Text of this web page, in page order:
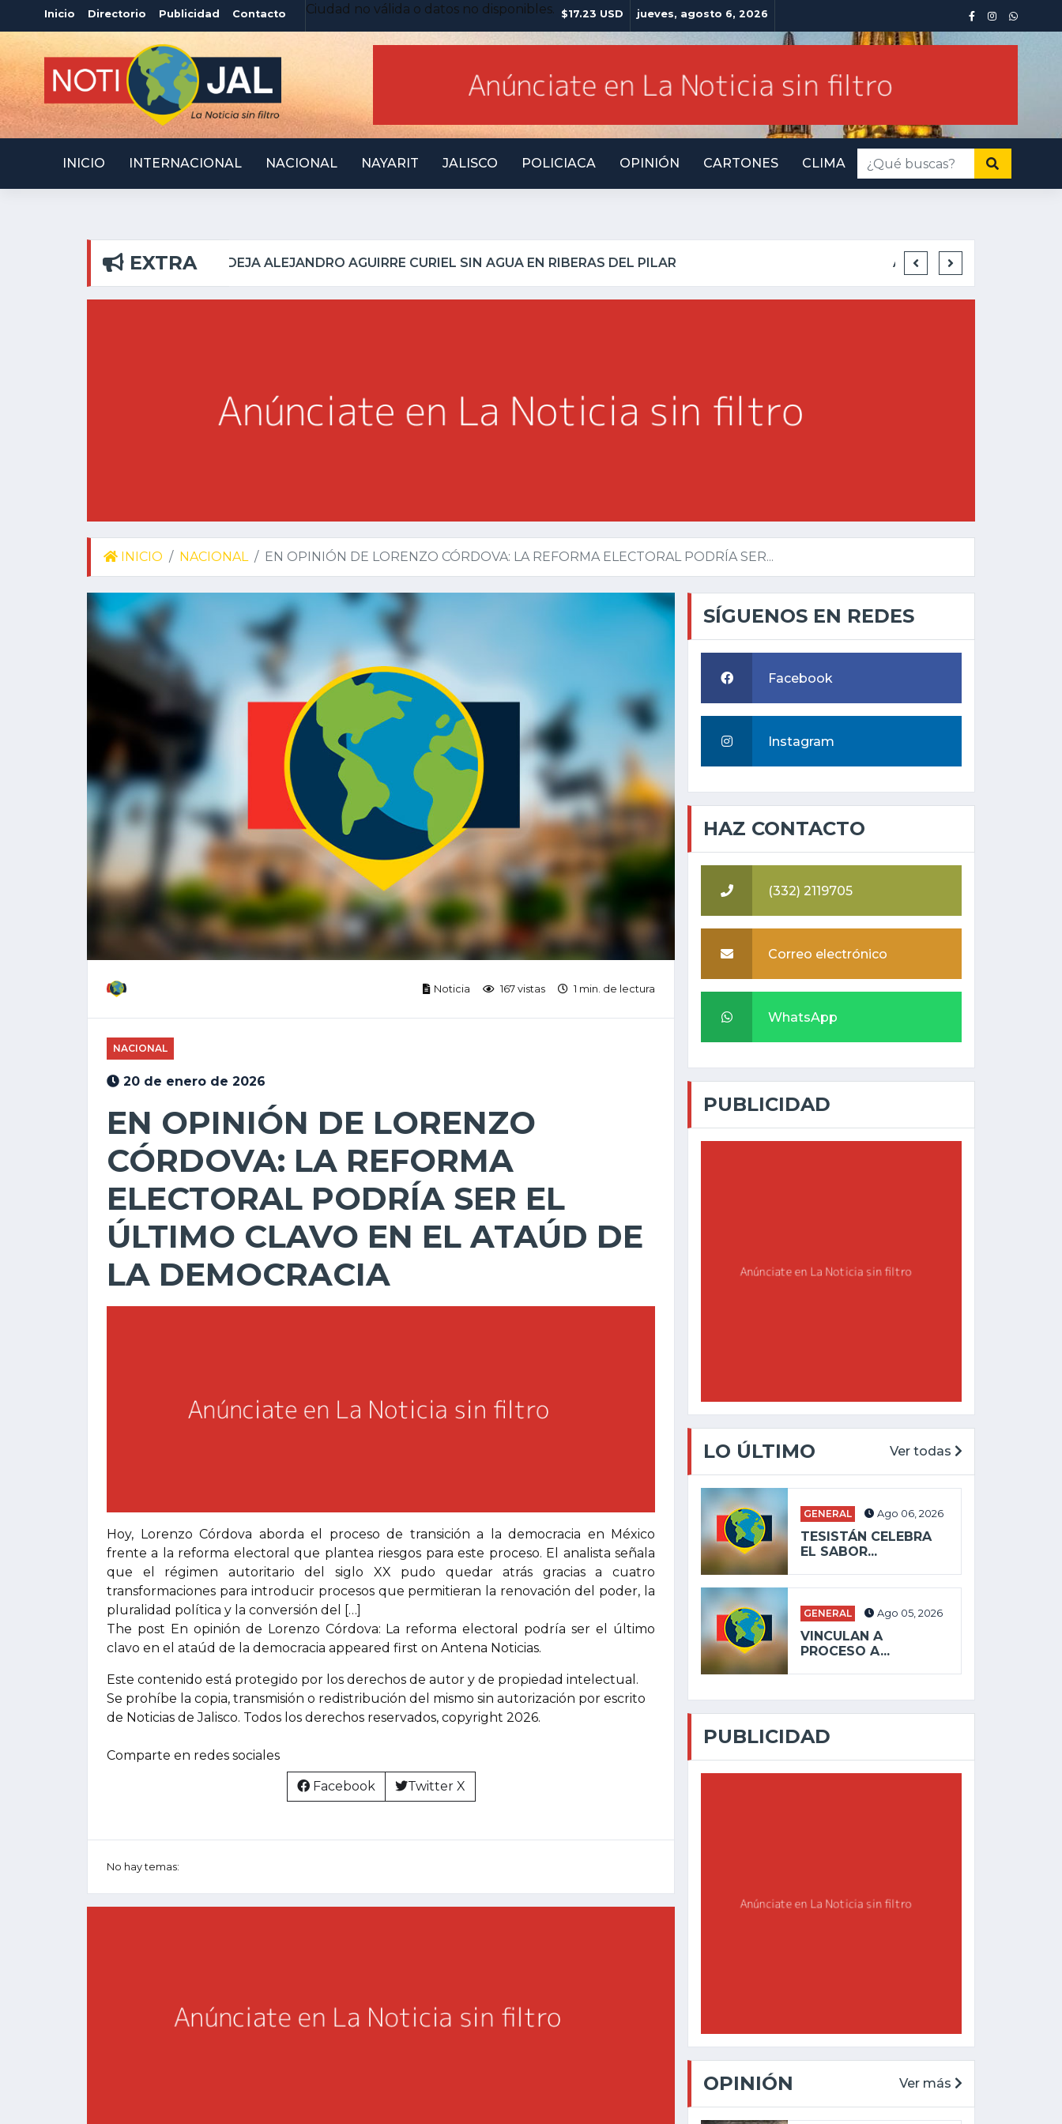
Inicio Directorio Publicidad Contacto Ciudad no válida o datos no disponibles. $17.23 USD jueves, agosto 6, 2026
INICIO INTERNACIONAL NACIONAL NAYARIT JALISCO POLICIACA OPINIÓN CARTONES CLIMA
EXTRA ATOTONILQUILLO INSEGURO Y AL VIRREY NO LE IMPORTA
INICIO NACIONAL EN OPINIÓN DE LORENZO CÓRDOVA: LA REFORMA ELECTORAL PODRÍA SER...
Noticia 167 vistas 1 min. de lectura
NACIONAL
20 de enero de 2026
EN OPINIÓN DE LORENZO
CÓRDOVA: LA REFORMA
ELECTORAL PODRÍA SER EL
ÚLTIMO CLAVO EN EL ATAÚD DE
LA DEMOCRACIA
Hoy, Lorenzo Córdova aborda el proceso de transición a la democracia en México
frente a la reforma electoral que plantea riesgos para este proceso. El analista señala
que el régimen autoritario del siglo XX pudo quedar atrás gracias a cuatro
transformaciones para introducir procesos que permitieran la renovación del poder, la
pluralidad política y la conversión del […]
The post En opinión de Lorenzo Córdova: La reforma electoral podría ser el último
clavo en el ataúd de la democracia appeared first on Antena Noticias.
Este contenido está protegido por los derechos de autor y de propiedad intelectual.
Se prohíbe la copia, transmisión o redistribución del mismo sin autorización por escrito
de Noticias de Jalisco. Todos los derechos reservados, copyright 2026.
Comparte en redes sociales
Facebook Twitter X
No hay temas:
SÍGUENOS EN REDES
Facebook
Instagram
HAZ CONTACTO
(332) 2119705
Correo electrónico
WhatsApp
PUBLICIDAD
LO ÚLTIMO Ver todas
GENERAL Ago 06, 2026
TESISTÁN CELEBRA
EL SABOR...
GENERAL Ago 05, 2026
VINCULAN A
PROCESO A...
PUBLICIDAD
OPINIÓN Ver más